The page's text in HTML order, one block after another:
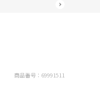
商品番号： 69991511